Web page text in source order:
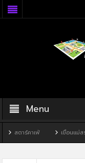
Menu
สตาร์คาเฟ่ เขื่อนแม่สรวย